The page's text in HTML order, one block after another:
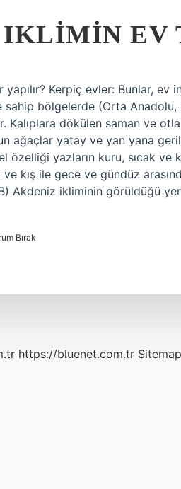
EV
Kerpiç evler: Bunlar, ev
sahip bölgelerde (Orta
Kalıplara dökülen saman ve
ağaçlar yatay ve yan yana
yazların kuru, sıcak ve
ve kış ile gece ve gündüz
Akdeniz ikliminin görüldüğü
Bırak
https://bluenet.com.tr Sitemap